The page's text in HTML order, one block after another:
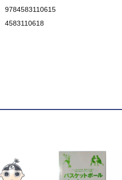
9784583110615
4583110618